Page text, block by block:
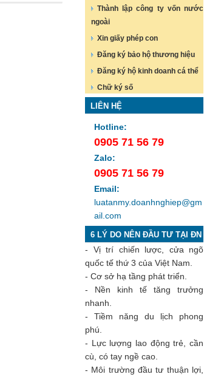
Thành lập công ty vốn nước
ngoài
Xin giấy phép con
Đăng ký bảo hộ thương hiệu
Đăng ký hộ kinh doanh cá thể
Chữ ký số
LIÊN HỆ
Hotline:
0905 71 56 79
Zalo:
0905 71 56 79
Email:
luatanmy.doanhnghiep@gm
ail.com
6 LÝ DO NÊN ĐẦU TƯ TẠI ĐN
- Vị trí chiến lược, cửa ngõ
quốc tế thứ 3 của Việt Nam.
- Cơ sở hạ tầng phát triển.
- Nền kinh tế tăng trưởng
nhanh.
- Tiềm năng du lịch phong
phú.
- Lực lượng lao động trẻ, cần
cù, có tay ngề cao.
- Môi trường đầu tư thuận lợi,